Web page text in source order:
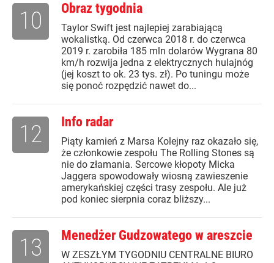
Obraz tygodnia
Taylor Swift jest najlepiej zarabiającą
wokalistką. Od czerwca 2018 r. do czerwca
2019 r. zarobiła 185 mln dolarów Wygrana 80
km/h rozwija jedna z elektrycznych hulajnóg
(jej koszt to ok. 23 tys. zł). Po tuningu może
się ponoć rozpędzić nawet do...
10
Info radar
Piąty kamień z Marsa Kolejny raz okazało się,
że członkowie zespołu The Rolling Stones są
nie do złamania. Sercowe kłopoty Micka
Jaggera spowodowały wiosną zawieszenie
amerykańskiej części trasy zespołu. Ale już
pod koniec sierpnia coraz bliższy...
12
Menedżer Gudzowatego w areszcie
W ZESZŁYM TYGODNIU CENTRALNE BIURO
13